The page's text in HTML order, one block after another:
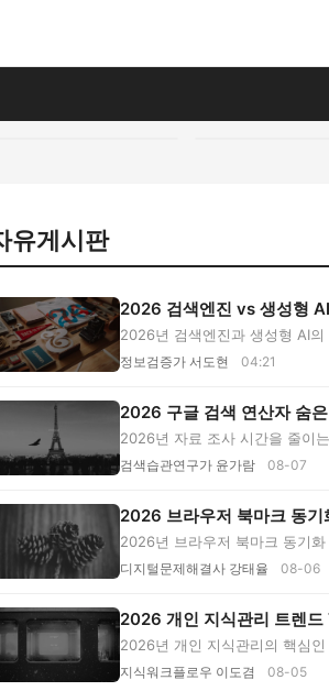
유게시판
2026 검색엔진 vs 생성형
2026년 검색엔진과 생성형 AI
선...
정보검증가 서도현 04:21
2026 구글 검색 연산자 숨
2026년 자료 조사 시간을 줄이
·...
검색습관연구가 윤가람 08-07
2026 브라우저 북마크 동기
2026년 브라우저 북마크 동기
...
디지털문제해결사 강태율 08-06
2026 개인 지식관리 트렌
2026년 개인 지식관리의 핵심
...
지식워크플로우 이도겸 08-05